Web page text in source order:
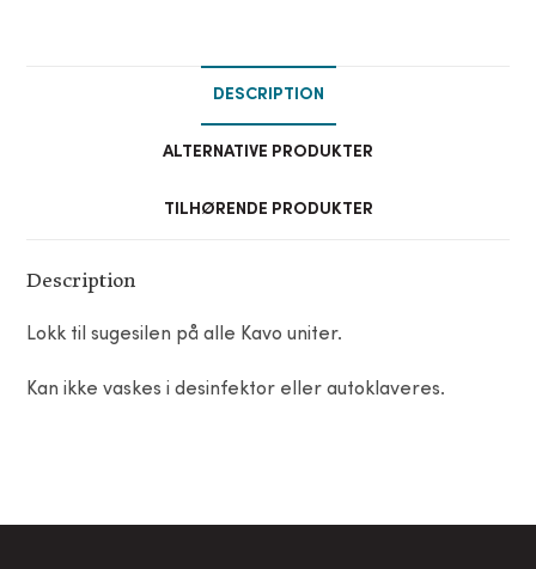
DESCRIPTION
ALTERNATIVE PRODUKTER
TILHØRENDE PRODUKTER
Description
Lokk til sugesilen på alle Kavo uniter.
Kan ikke vaskes i desinfektor eller autoklaveres.